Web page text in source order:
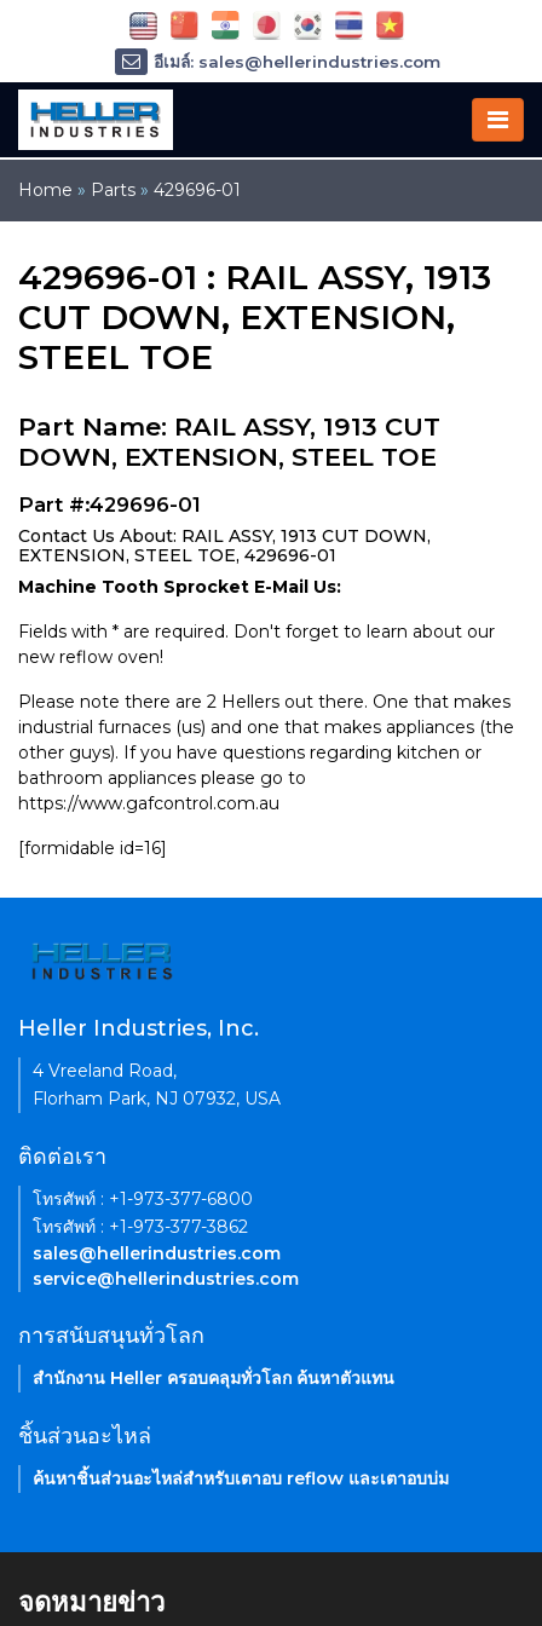
Home » Parts » 429696-01
429696-01 : RAIL ASSY, 1913
CUT DOWN, EXTENSION,
STEEL TOE
Part Name: RAIL ASSY, 1913 CUT
DOWN, EXTENSION, STEEL TOE
Part #:429696-01
Contact Us About: RAIL ASSY, 1913 CUT DOWN,
EXTENSION, STEEL TOE, 429696-01
Machine Tooth Sprocket E-Mail Us:
Fields with * are required. Don't forget to learn about our
new reflow oven!
Please note there are 2 Hellers out there. One that makes
industrial furnaces (us) and one that makes appliances (the
other guys). If you have questions regarding kitchen or
bathroom appliances please go to
https://www.gafcontrol.com.au
[formidable id=16]
อีเมล์: sales@hellerindustries.com
อีเมล์: service@hellerindustries.com
โทรศัพท์ :
Heller Industries, Inc.
4 Vreeland Road,
Florham Park, NJ 07932, USA
ติดต่อเรา
โทรศัพท์ : +1-973-377-6800
โทรศัพท์ : +1-973-377-3862
sales@hellerindustries.com
service@hellerindustries.com
การสนับสนุนทั่วโลก
สำนักงาน Heller ครอบคลุมทั่วโลก ค้นหาตัวแทน
ชิ้นส่วนอะไหล่
ค้นหาชิ้นส่วนอะไหล่สำหรับเตาอบ reflow และเตาอบบ่ม
จดหมายข่าว